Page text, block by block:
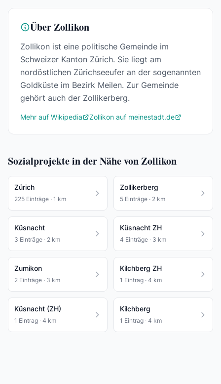
Über Zollikon
Zollikon ist eine politische Gemeinde im
Schweizer Kanton Zürich. Sie liegt am
nordöstlichen Zürichseeufer an der sogenannten
Goldküste im Bezirk Meilen. Zur Gemeinde
gehört auch der Zollikerberg.
Mehr auf Wikipedia Zollikon auf meinestadt.de
Sozialprojekte in der Nähe von Zollikon
Zürich
225 Einträge · 1 km
Zollikerberg
5 Einträge · 2 km
Küsnacht
3 Einträge · 2 km
Küsnacht ZH
4 Einträge · 3 km
Zumikon
2 Einträge · 3 km
Kilchberg ZH
1 Eintrag · 4 km
Küsnacht (ZH)
1 Eintrag · 4 km
Kilchberg
1 Eintrag · 4 km